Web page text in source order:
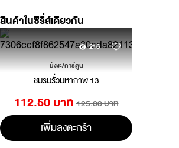
สินค้าในซีรี่ส์เดียวกัน
216
มังงะ/การ์ตูน
ชมรมรั่วมหากาฬ 13
112.50 บาท 125.00 บาท
เพิ่มลงตะกร้า